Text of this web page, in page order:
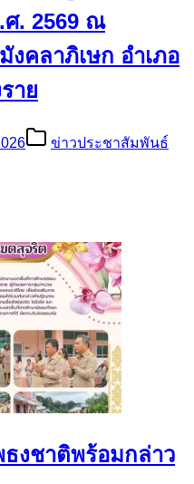
ศ. 2569 ณ
งคลาภิเษก อำเภอ
าย
ข่าวประชาสัมพันธ์
ธงชาติพร้อมกล่าว